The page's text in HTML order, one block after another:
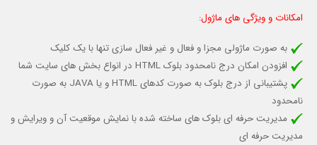
امکانات و ویژگی های ماژول:
به صورت ماژولی مجزا و فعال و غیر فعال سازی تنها با یک کلیک
افزودن امکان درج نامحدود بلوک HTML در انواع بخش های سایت شما
پشتیبانی از درج بلوک به صورت کدهای HTML و یا JAVA به صورت
نامحدود
مدیریت حرفه ای بلوک های ساخته شده با نمایش موقعیت آن و ویرایش و
مدیریت حرفه ای